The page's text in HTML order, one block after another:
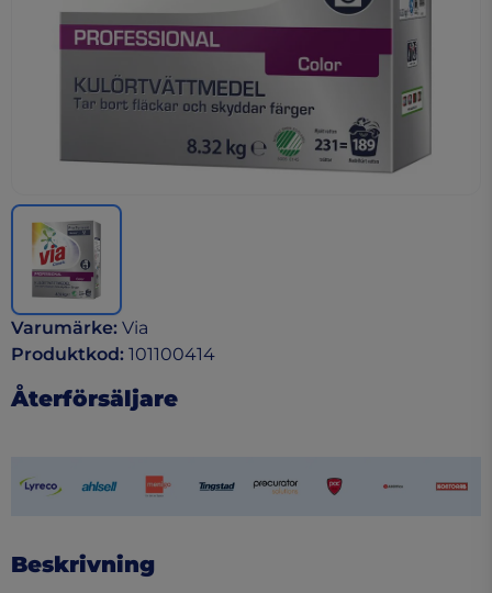
Varumärke: Via
Produktkod: 101100414
Återförsäljare
Beskrivning